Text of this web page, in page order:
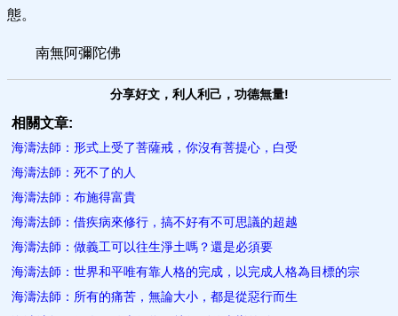
態。
南無阿彌陀佛
分享好文，利人利己，功德無量!
相關文章:
海濤法師：形式上受了菩薩戒，你沒有菩提心，白受
海濤法師：死不了的人
海濤法師：布施​得富貴
海濤法師：借疾病來修行，搞不好有不可思議的超越
海濤法師：做義工可以往生淨土嗎？還是必須​要
海濤法師：世界和平唯有靠人格的完成，以完成人格為目標的宗
海濤法師：所有的痛苦，無論大小，都是從惡行而生